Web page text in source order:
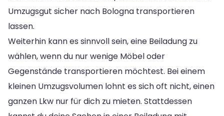
Umzugsgut sicher nach Bologna transportieren
lassen.
Weiterhin kann es sinnvoll sein, eine Beiladung zu
wählen, wenn du nur wenige Möbel oder
Gegenstände transportieren möchtest. Bei einem
kleinen Umzugsvolumen lohnt es sich oft nicht, einen
ganzen Lkw nur für dich zu mieten. Stattdessen